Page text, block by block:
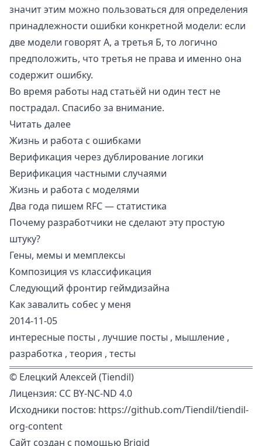
значит этим можно пользоваться для определения
принадлежности ошибки конкретной модели: если
две модели говорят А, а третья Б, то логично
предположить, что третья не права и именно она
содержит ошибку.
Во время работы над статьёй ни один тест не
пострадал. Спасибо за внимание.
Читать далее
Жизнь и работа с ошибками
Верификация через дублирование логики
Верификация частными случаями
Жизнь и работа с моделями
Два года пишем RFC — статистика
Почему разработчики не сделают эту простую
штуку?
Гены, мемы и мемплексы
Композиция vs классификация
Следующий фронтир геймдизайна
Как завалить собес у меня
2014-11-05
интересные посты , лучшие посты , мышление ,
разработка , теория , тесты
© Елецкий Алексей (Tiendil)
Лицензия: CC BY-NC-ND 4.0
Исходники постов: https://github.com/Tiendil/tiendil-
org-content
Сайт создан с помощью Brigid